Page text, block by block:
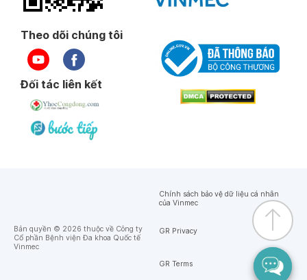
Theo dõi chúng tôi
Đối tác liên kết
Bản quyền © 2026 thuộc về Công ty
Cổ phần Bệnh viện Đa khoa Quốc tế
Vinmec
Chính sách bảo vệ dữ liệu cá nhân
của Vinmec
GR Privacy
GR Terms